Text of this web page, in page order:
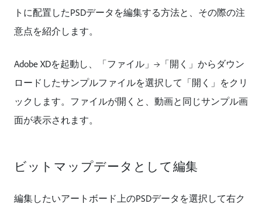
トに配置したPSDデータを編集する方法と、その際の注
意点を紹介します。
Adobe XDを起動し、「ファイル」→「開く」からダウン
ロードしたサンプルファイルを選択して「開く」をクリ
ックします。ファイルが開くと、動画と同じサンプル画
面が表示されます。
ビットマップデータとして編集
​​編集したいアートボード上のPSDデータを選択して右ク